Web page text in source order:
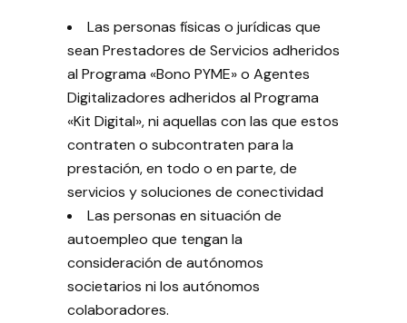
Las personas físicas o jurídicas que
sean Prestadores de Servicios adheridos
al Programa «Bono PYME» o Agentes
Digitalizadores adheridos al Programa
«Kit Digital», ni aquellas con las que estos
contraten o subcontraten para la
prestación, en todo o en parte, de
servicios y soluciones de conectividad
Las personas en situación de
autoempleo que tengan la
consideración de autónomos
societarios ni los autónomos
colaboradores.